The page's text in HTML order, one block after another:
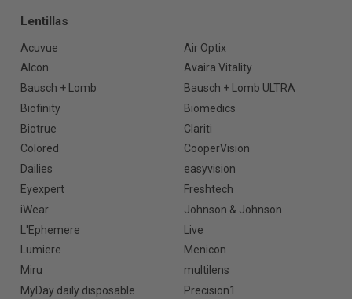
Lentillas
Acuvue
Air Optix
Alcon
Avaira Vitality
Bausch + Lomb
Bausch + Lomb ULTRA
Biofinity
Biomedics
Biotrue
Clariti
Colored
CooperVision
Dailies
easyvision
Eyexpert
Freshtech
iWear
Johnson & Johnson
L'Ephemere
Live
Lumiere
Menicon
Miru
multilens
MyDay daily disposable
Precision1